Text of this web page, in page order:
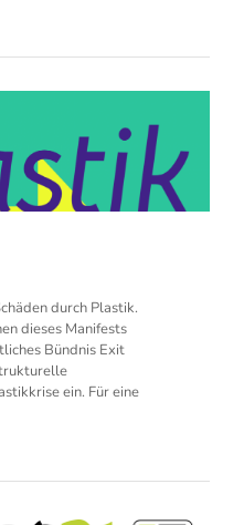
durch Plastik.
dieses Manifests
Bündnis Exit
ein. Für eine